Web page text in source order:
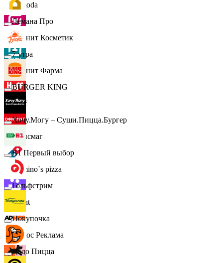
Lamoda
Магнит Косметик
Магнит Фарма
Hoff
Офисмаг
Domino`s pizza
Urent
Эдмос Реклама
Лемана Про
7 утра
BURGER KING
Хочу.Могу – Суши.Пицца.Бургер
B1 Первый выбор
Гольфстрим
Покупочка
Додо Пицца